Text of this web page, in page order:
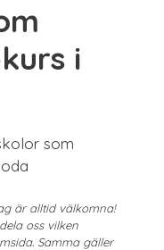
i
som
är alltid välkomna!
oss vilken
Samma gäller